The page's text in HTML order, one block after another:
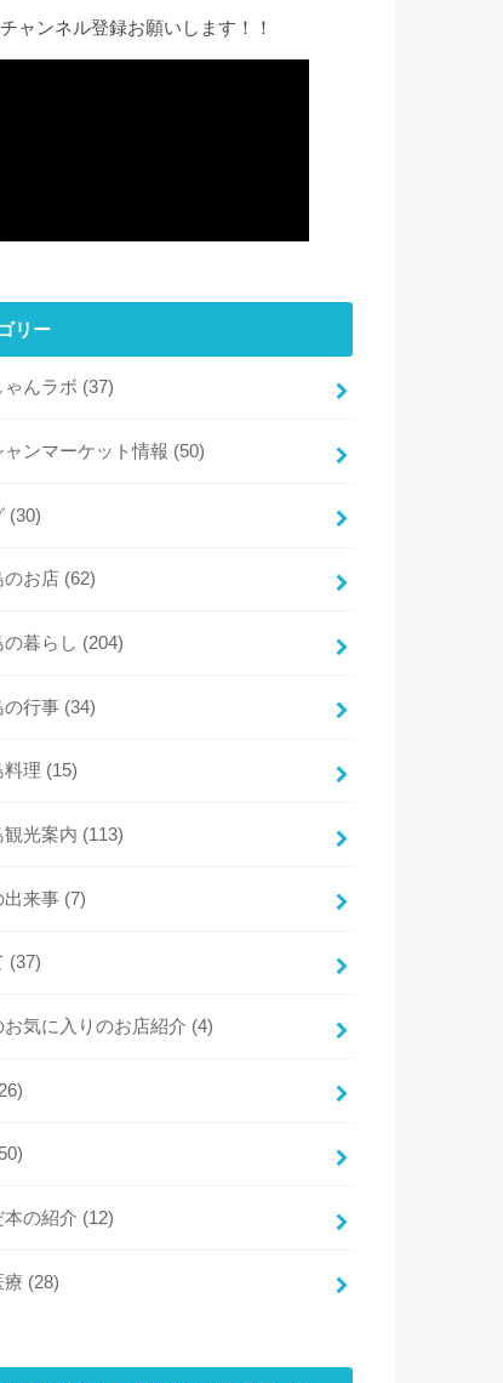
ャンネル登録お願いします！！
リー
ゃんラボ (37)
ャンマーケット情報 (50)
(30)
のお店 (62)
の暮らし (204)
の行事 (34)
料理 (15)
観光案内 (113)
出来事 (7)
(37)
お気に入りのお店紹介 (4)
本の紹介 (12)
療 (28)